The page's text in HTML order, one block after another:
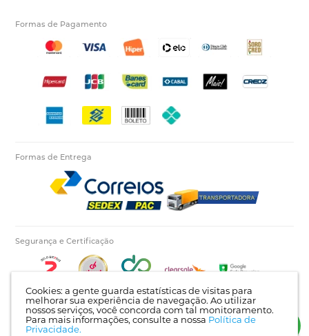
Cookies: a gente guarda estatísticas de visitas para
melhorar sua experiência de navegação. Ao utilizar
nossos serviços, você concorda com tal monitoramento.
Para mais informações, consulte a nossa Política de
Privacidade.
Formas de Pagamento
Formas de Entrega
Segurança e Certificação
Autopecas Tiete LTDA - CNPJ: 60.840.768/0001-03 | Rua Itajaí, 624 - Bairro Tietê |
Londrina - PR | CEP: 86025-450 |